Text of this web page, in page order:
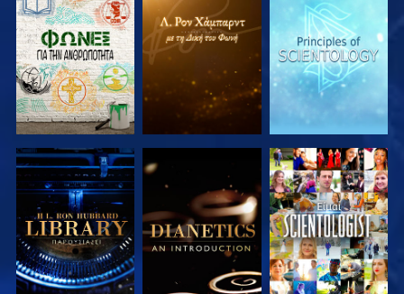
ΕΞΕΡΕΥΝΗΣΤΕ
ΤΗ ΣΕΙΡΑ
ΕΞΕΡΕΥΝΗΣΤΕ
ΤΗ ΣΕΙΡΑ
ΕΞΕΡΕΥΝΗΣΤΕ
ΤΗ ΣΕΙΡΑ
ΕΞΕΡΕΥΝΗΣΤΕ
ΤΗ ΣΕΙΡΑ
ΕΞΕΡΕΥΝΗΣΤΕ
ΤΗ ΣΕΙΡΑ
ΠΑΡΑΚΟΛΟΥΘΗΣΤΕ